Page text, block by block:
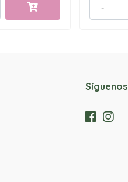
-
Síguenos